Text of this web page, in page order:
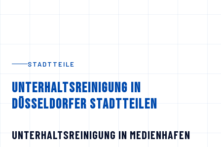
STADTTEILE
Unterhaltsreinigung in
Düsseldorfer Stadtteilen
UNTERHALTSREINIGUNG IN MEDIENHAFEN